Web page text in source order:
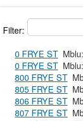
Filter:
0 FRYE ST
0 FRYE ST
800 FRYE ST
805 FRYE ST
806 FRYE ST
807 FRYE ST